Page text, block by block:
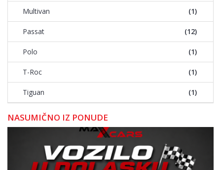
Multivan (1)
Passat (12)
Polo (1)
T-Roc (1)
Tiguan (1)
NASUMIČNO IZ PONUDE